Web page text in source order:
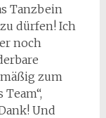
Tanzbein
dürfen! Ich
noch
zum
Und